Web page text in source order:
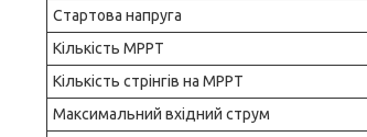
Стартова напруга
Кількість MPPT
Кількість стрінгів на MPPT
Максимальний вхідний струм